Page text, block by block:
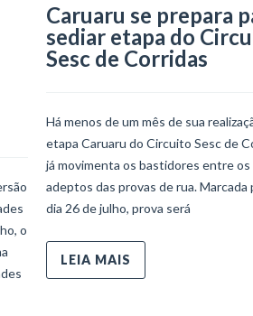
o
Caruaru se prepara
sediar etapa do
Sesc de Corridas
Há menos de um mês de sua
etapa Caruaru do Circuito Sesc de
já movimenta os bastidores entre os
adeptos das provas de rua. Marcada
dia 26 de julho, prova será
LEIA MAIS